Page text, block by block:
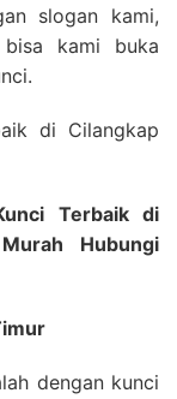
slogan kami,
kami buka
Terbaik di
Hubungi
dengan kunci